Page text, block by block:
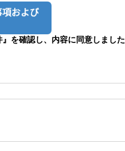
を確認し、内容に同意しました